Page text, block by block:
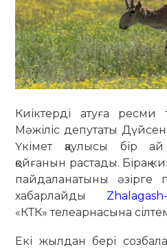
Киіктерді атуға ресми
Мәжіліс депутаты
Үкімет қаулысы бір
қойғанын растады. Бірақ
пайдаланатыны әзірге
хабарлайды
«КТК» телеарнасына
Екі жылдан бері